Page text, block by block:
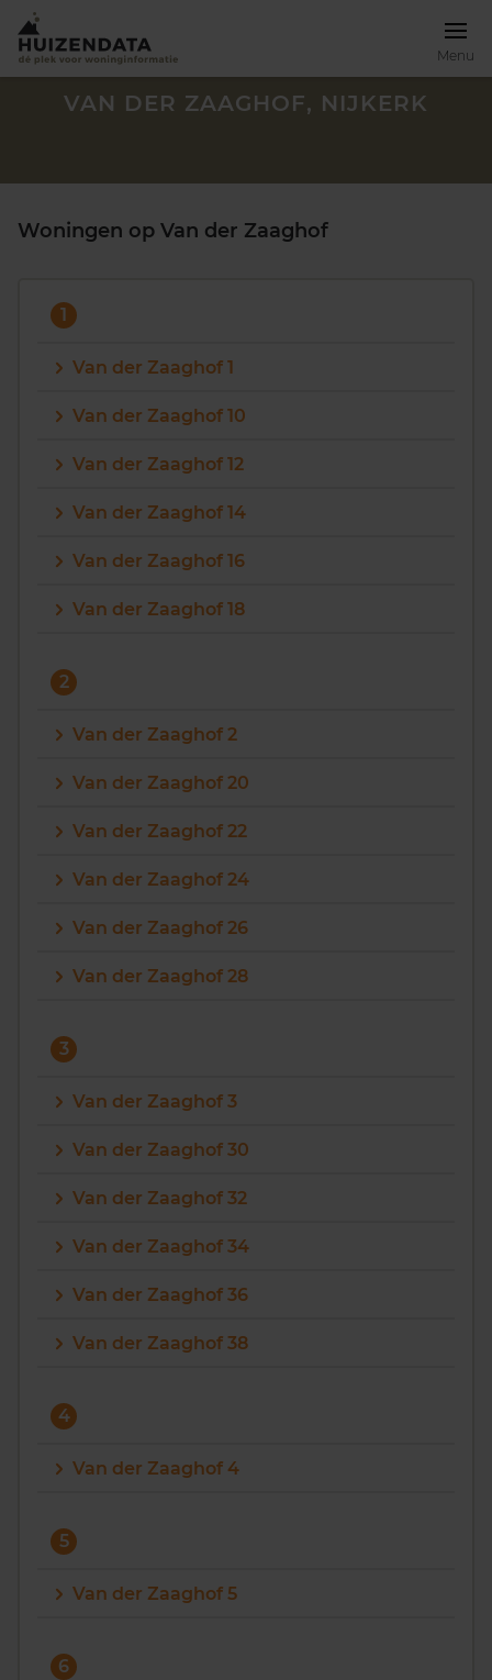
Menu
088 220 4200
Maandag t/m vrijdag - 08:00 -18:00
VAN DER ZAAGHOF, NIJKERK
Woningen op Van der Zaaghof
1
Van der Zaaghof 1
Van der Zaaghof 10
Van der Zaaghof 12
Van der Zaaghof 14
Van der Zaaghof 16
Van der Zaaghof 18
2
Van der Zaaghof 2
Van der Zaaghof 20
Van der Zaaghof 22
Van der Zaaghof 24
Van der Zaaghof 26
Van der Zaaghof 28
3
Van der Zaaghof 3
Van der Zaaghof 30
Van der Zaaghof 32
Van der Zaaghof 34
Van der Zaaghof 36
Van der Zaaghof 38
4
Van der Zaaghof 4
5
Van der Zaaghof 5
6